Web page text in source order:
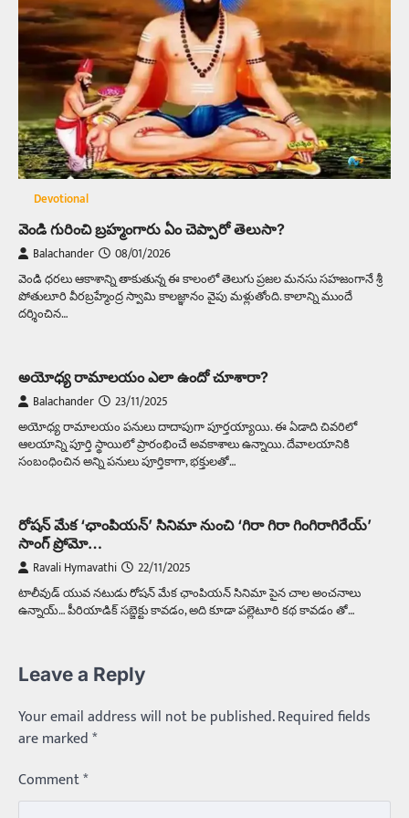
Devotional
వెండి గురించి బ్రహ్మంగారు ఏం చెప్పారో తెలుసా?
Balachander 08/01/2026
వెండి ధరలు ఆకాశాన్ని తాకుతున్న ఈ కాలంలో తెలుగు ప్రజల మనసు సహజంగానే శ్రీ
పోతులూరి వీరబ్రహ్మేంద్ర స్వామి కాలజ్ఞానం వైపు మళ్లుతోంది. కాలాన్ని ముందే
దర్శించిన…
అయోధ్య రామాలయం ఎలా ఉందో చూశారా?
Balachander 23/11/2025
అయోధ్య రామాలయం పనులు దాదాపుగా పూర్తయ్యాయి. ఈ ఏడాది చివరిలో
ఆలయాన్ని పూర్తి స్థాయిలో ప్రారంభించే అవకాశాలు ఉన్నాయి. దేవాలయానికి
సంబంధించిన అన్ని పనులు పూర్తికాగా, భక్తులతో…
రోషన్ మేక ‘ఛాంపియన్’ సినిమా నుంచి ‘గిరా గిరా గింగిరాగిరేయ్’
సాంగ్ ప్రోమో…
Ravali Hymavathi 22/11/2025
టాలీవుడ్ యువ నటుడు రోషన్ మేక ఛాంపియన్ సినిమా పైన చాల అంచనాలు
ఉన్నాయ్… పీరియాడిక్ సబ్జెక్టు కావడం, అది కూడా పల్లెటూరి కథ కావడం తో…
Leave a Reply
Your email address will not be published.Required fields
are marked*
Comment*